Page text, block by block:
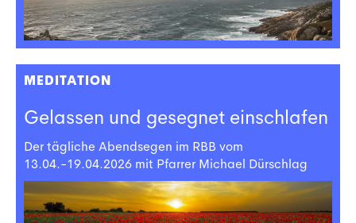
MEDITATION
Gelassen und gesegnet einschlafen
Der tägliche Abendsegen im RBB vom
13.04.-19.04.2026 mit Pfarrer Michael Dürschlag